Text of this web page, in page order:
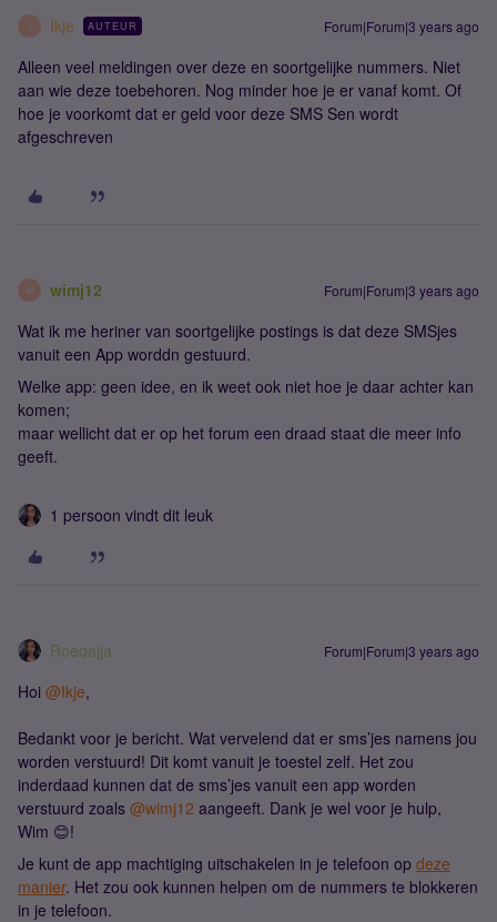
Ikje AUTEUR Forum|Forum|3 years ago
Alleen veel meldingen over deze en soortgelijke nummers. Niet
aan wie deze toebehoren. Nog minder hoe je er vanaf komt. Of
hoe je voorkomt dat er geld voor deze SMS Sen wordt
afgeschreven
W wimj12 Forum|Forum|3 years ago
Wat ik me heriner van soortgelijke postings is dat deze SMSjes
vanuit een App worddn gestuurd.
Welke app: geen idee, en ik weet ook niet hoe je daar achter kan
komen;
maar wellicht dat er op het forum een draad staat die meer info
geeft.
1 persoon vindt dit leuk
Roeqajja Forum|Forum|3 years ago
Hoi @Ikje,
Bedankt voor je bericht. Wat vervelend dat er sms’jes namens jou
worden verstuurd! Dit komt vanuit je toestel zelf. Het zou
inderdaad kunnen dat de sms’jes vanuit een app worden
verstuurd zoals @wimj12 aangeeft. Dank je wel voor je hulp,
Wim 😊!
Je kunt de app machtiging uitschakelen in je telefoon op deze
manier. Het zou ook kunnen helpen om de nummers te blokkeren
in je telefoon.